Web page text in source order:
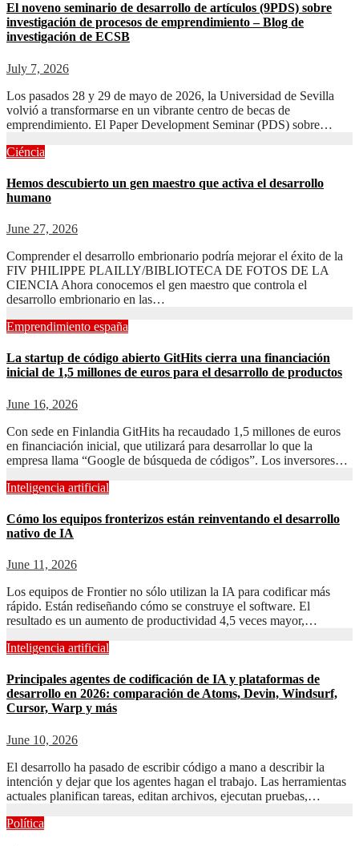
El noveno seminario de desarrollo de artículos (9PDS) sobre
investigación de procesos de emprendimiento – Blog de
investigación de ECSB
July 7, 2026
Los pasados ​​28 y 29 de mayo de 2026, la Universidad de Sevilla
volvió a transformarse en un vibrante centro de becas de
emprendimiento. El Paper Development Seminar (PDS) sobre…
Ciéncia
Hemos descubierto un gen maestro que activa el desarrollo
humano
June 27, 2026
Comprender el desarrollo embrionario podría mejorar el éxito de la
FIV PHILIPPE PLAILLY/BIBLIOTECA DE FOTOS DE LA
CIENCIA Ahora conocemos el gen maestro que controla el
desarrollo embrionario en las…
Emprendimiento españa
La startup de código abierto GitHits cierra una financiación
inicial de 1,5 millones de euros para el desarrollo de productos
June 16, 2026
Con sede en Finlandia GitHits ha recaudado 1,5 millones de euros
en financiación inicial, que utilizará para desarrollar lo que la
empresa llama “Google de búsqueda de códigos”. Los inversores…
Inteligencia artificial
Cómo los equipos fronterizos están reinventando el desarrollo
nativo de IA
June 11, 2026
Los equipos de Frontier no sólo utilizan la IA para codificar más
rápido. Están rediseñando cómo se construye el software. El
resultado es un aumento de productividad 4,5 veces mayor,…
Inteligencia artificial
Principales agentes de codificación de IA y plataformas de
desarrollo en 2026: comparación de Atoms, Devin, Windsurf,
Cursor, Warp y más
June 10, 2026
El desarrollo ha pasado de escribir código a mano a describir la
intención y dejar que los agentes hagan el trabajo. Las herramientas
actuales planifican tareas, editan archivos, ejecutan pruebas,…
Política